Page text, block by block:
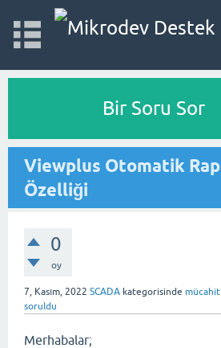
Bir Soru Sor
Viewplus Otomatik
Özelliği
0
oy
7, Kasım, 2022 SCADA kategorisinde mücahit
soruldu
Merhabalar;